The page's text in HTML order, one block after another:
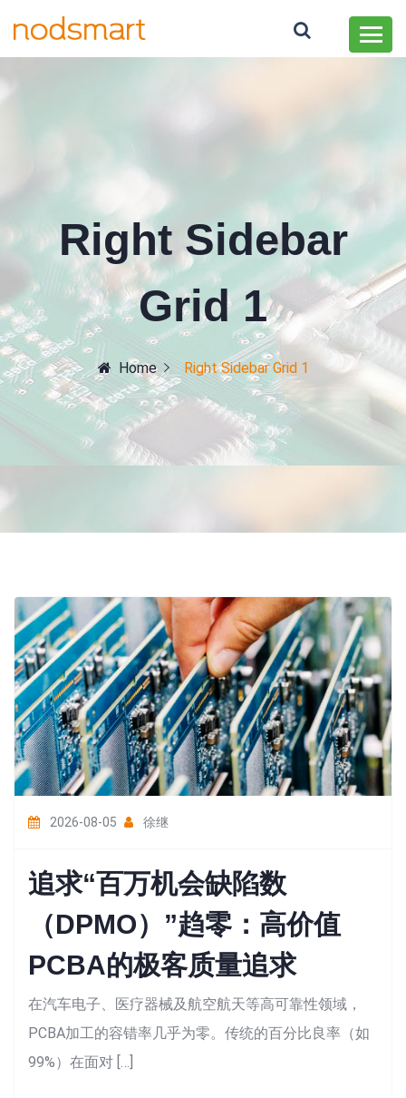
Right Sidebar
Grid 1
Home Right Sidebar Grid 1
2026-08-05 徐继
追求“百万机会缺陷数
（DPMO）”趋零：高价值
PCBA的极客质量追求
在汽车电子、医疗器械及航空航天等高可靠性领域，
PCBA加工的容错率几乎为零。传统的百分比良率（如
99%）在面对 […]